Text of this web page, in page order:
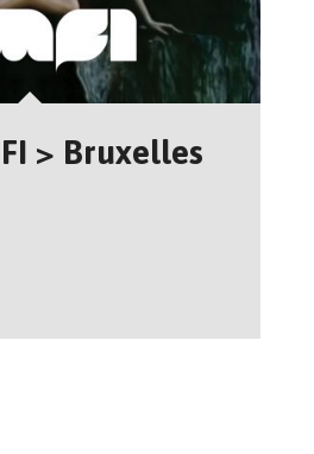
> Bruxelles